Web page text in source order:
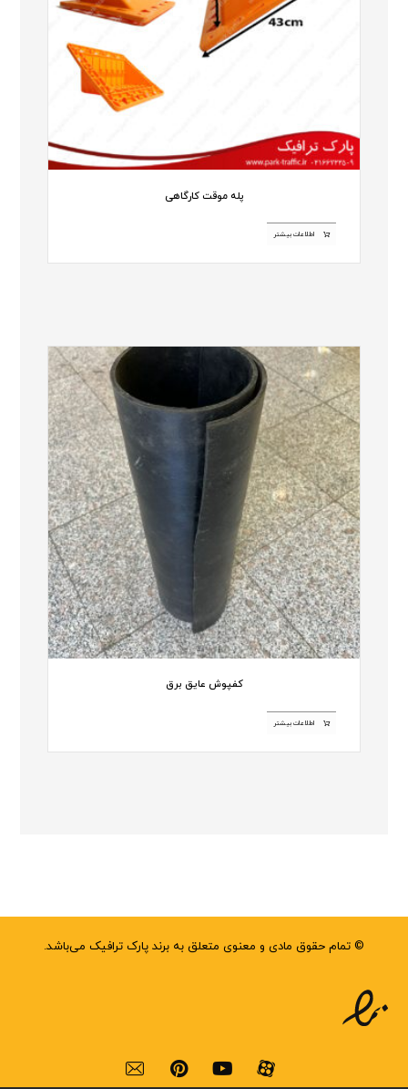
پله موقت کارگاهی
اطلاعات بیشتر
کفپوش عایق برق
اطلاعات بیشتر
© تمام حقوق مادی و معنوی متعلق به برند پارک ترافیک می‌باشد.